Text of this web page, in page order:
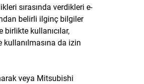
sırasında verdikleri e-
belirli ilginç bilgiler
kullanıcılar,
da izin
veya Mitsubishi